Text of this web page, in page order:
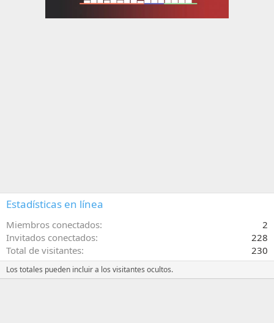
Estadísticas en línea
Miembros conectados
2
Invitados conectados
228
Total de visitantes
230
Los totales pueden incluir a los visitantes ocultos.